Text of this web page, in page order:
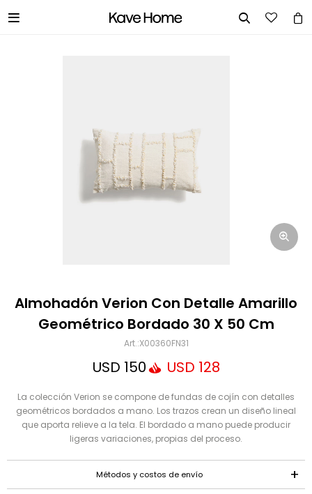
 
Almohadón Verion Con Detalle Amarillo
Geométrico Bordado 30 X 50 Cm
X00360FN31
USD 150 USD 128
La colección Verion se compone de fundas de cojín con detalles
geométricos bordados a mano. Los trazos crean un diseño lineal
que aporta relieve a la tela. El bordado a mano puede producir
ligeras variaciones, propias del proceso.
Métodos y costos de envío
Correo electrónico
Mensaje